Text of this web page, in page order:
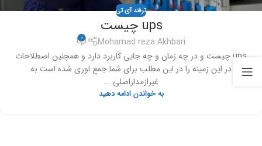
ترفند آی تی
ups چیست
Mohamad reza Akhbari
0
ups چیست و در چه زمان و چه جایی کاربرد دارد و همچنین اصطلاحات
در این زمینه را در این مطلب برای شما جمع اوری شده است به
غیرازمداراصلی ...
به خواندن ادامه دهید